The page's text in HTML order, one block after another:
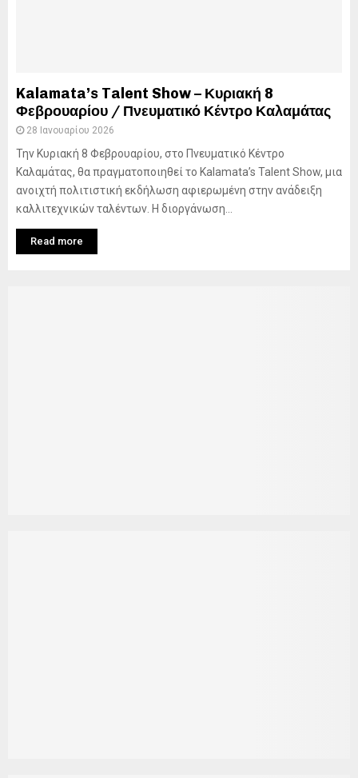
Kalamata’s Talent Show – Κυριακή 8
Φεβρουαρίου / Πνευματικό Κέντρο Καλαμάτας
28 Ιανουαρίου 2026
Την Κυριακή 8 Φεβρουαρίου, στο Πνευματικό Κέντρο
Καλαμάτας, θα πραγματοποιηθεί το Kalamata’s Talent Show, μια
ανοιχτή πολιτιστική εκδήλωση αφιερωμένη στην ανάδειξη
καλλιτεχνικών ταλέντων. Η διοργάνωση...
Read more